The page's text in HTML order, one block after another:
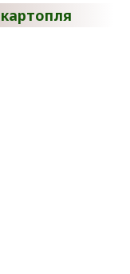
картопля